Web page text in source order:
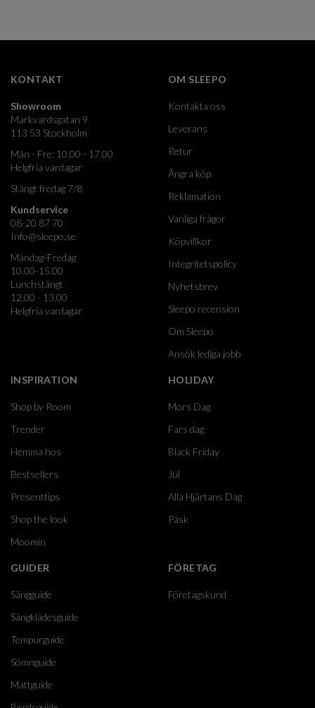
KONTAKT
Showroom
Markvardsgatan 9
113 53 Stockholm
Mån - Fre: 10.00 - 17.00
Helgfria vardagar
Stängt fredag 7/8
Kundservice
08-20 87 70
Info@sleepo.se
Måndag-Fredag
10.00-15.00
Lunchstängt
12.00 - 13.00
Helgfria vardagar
OM SLEEPO
Kontakta oss
Leverans
Retur
Ångra köp
Reklamation
Vanliga frågor
Köpvillkor
Integritetspolicy
Nyhetsbrev
Sleepo recension
Om Sleepo
Ansök lediga jobb
INSPIRATION
Shop by Room
Trender
Hemma hos
Bestsellers
Presenttips
Shop the look
Moomin
HOLIDAY
Mors Dag
Fars dag
Black Friday
Jul
Alla Hjärtans Dag
Påsk
GUIDER
Sängguide
Sängklädesguide
Tempurguide
Sömnguide
Mattguide
FÖRETAG
Företagskund